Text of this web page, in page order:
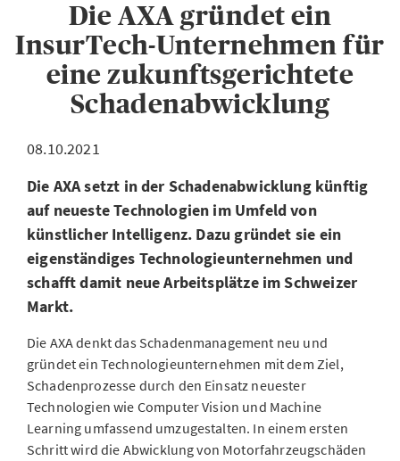
Die AXA gründet ein
InsurTech-Unternehmen für
eine zukunftsgerichtete
Schadenabwicklung
08.10.2021
Die AXA setzt in der Schadenabwicklung künftig
auf neueste Technologien im Umfeld von
künstlicher Intelligenz. Dazu gründet sie ein
eigenständiges Technologieunternehmen und
schafft damit neue Arbeitsplätze im Schweizer
Markt.
Die AXA denkt das Schadenmanagement neu und
gründet ein Technologieunternehmen mit dem Ziel,
Schadenprozesse durch den Einsatz neuester
Technologien wie Computer Vision und Machine
Learning umfassend umzugestalten. In einem ersten
Schritt wird die Abwicklung von Motorfahrzeugschäden